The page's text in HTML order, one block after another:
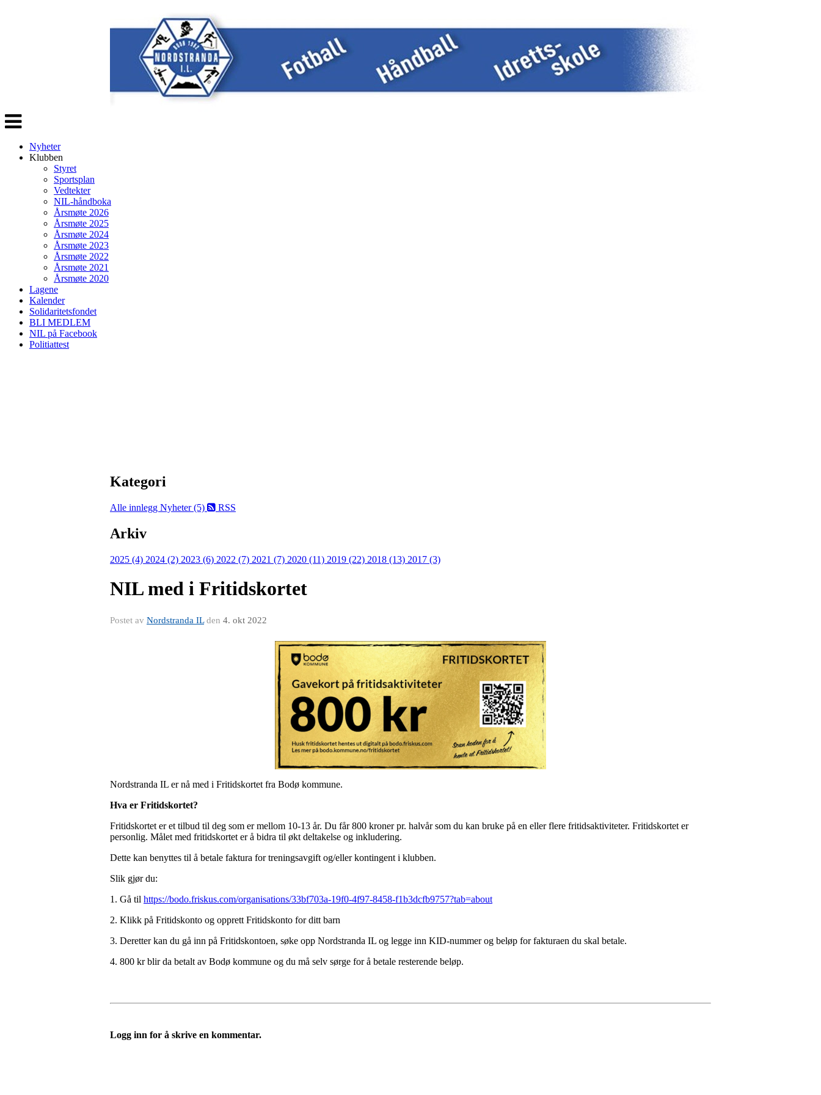
Veksle
navigasjon
Nyheter
Klubben
Styret
Sportsplan
Vedtekter
NIL-håndboka
Årsmøte 2026
Årsmøte 2025
Årsmøte 2024
Årsmøte 2023
Årsmøte 2022
Årsmøte 2021
Årsmøte 2020
Lagene
Kalender
Solidaritetsfondet
BLI MEDLEM
NIL på Facebook
Politiattest
Kategori
Alle innlegg Nyheter (5) RSS
Arkiv
2025 (4) 2024 (2) 2023 (6) 2022 (7) 2021 (7) 2020 (11) 2019 (22) 2018 (13) 2017 (3)
NIL med i Fritidskortet
Postet av Nordstranda ILden 4. okt 2022
Nordstranda IL er nå med i Fritidskortet fra Bodø kommune.
Hva er Fritidskortet?
Fritidskortet er et tilbud til deg som er mellom 10-13 år. Du får 800 kroner pr. halvår som du kan bruke på en eller flere fritidsaktiviteter. Fritidskortet er
personlig. Målet med fritidskortet er å bidra til økt deltakelse og inkludering.
Dette kan benyttes til å betale faktura for treningsavgift og/eller kontingent i klubben.
Slik gjør du:
1. Gå til https://bodo.friskus.com/organisations/33bf703a-19f0-4f97-8458-f1b3dcfb9757?tab=about
2. Klikk på Fritidskonto og opprett Fritidskonto for ditt barn
3. Deretter kan du gå inn på Fritidskontoen, søke opp Nordstranda IL og legge inn KID-nummer og beløp for fakturaen du skal betale.
4. 800 kr blir da betalt av Bodø kommune og du må selv sørge for å betale resterende beløp.
Logg inn for å skrive en kommentar.